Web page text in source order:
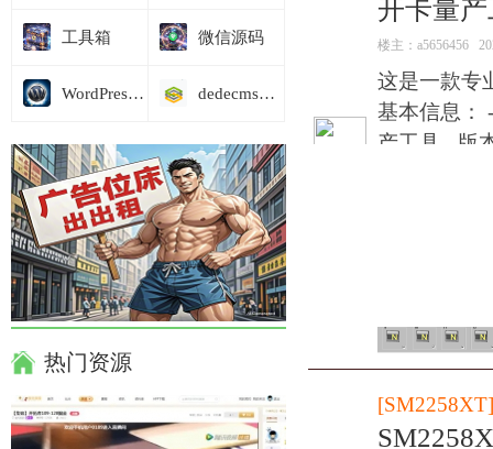
开卡量
楼主： a5656456
这是一款专
基本信息：
产工具 - 版
[SM2258XT]
工具箱 微信源码
WordPress模板 dedecms商业模板
热门资源